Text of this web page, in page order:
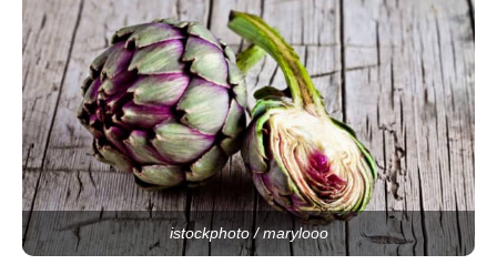
istockphoto / marylooo